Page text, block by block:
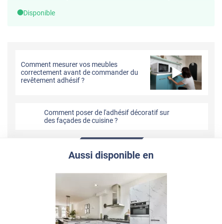
Disponible
Comment mesurer vos meubles
correctement avant de commander du
revêtement adhésif ?
Comment poser de l'adhésif décoratif sur
des façades de cuisine ?
Aussi disponible en